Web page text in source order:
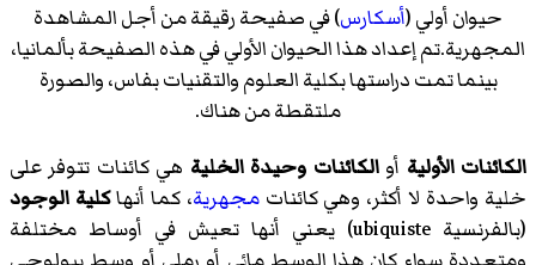
حيوان أولي (أسكارس) في صفيحة رقيقة من أجل المشاهدة
المجهرية.تم إعداد هذا الحيوان الأولي في هذه الصفيحة بألمانيا،
بينما تمت دراستها بكلية العلوم والتقنيات بفاس، والصورة
ملتقطة من هناك.
الكائنات الأولية أوالكائنات وحيدة الخلية هي كائنات تتوفر على
خلية واحدة لا أكثر، وهي كائناتمجهرية، كما أنهاكلية الوجود
(بالفرنسية ubiquiste) يعني أنها تعيش في أوساط مختلفة